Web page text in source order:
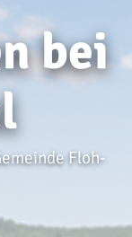
bei
Floh-